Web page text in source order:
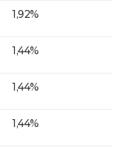
1,92%
1,44%
1,44%
1,44%